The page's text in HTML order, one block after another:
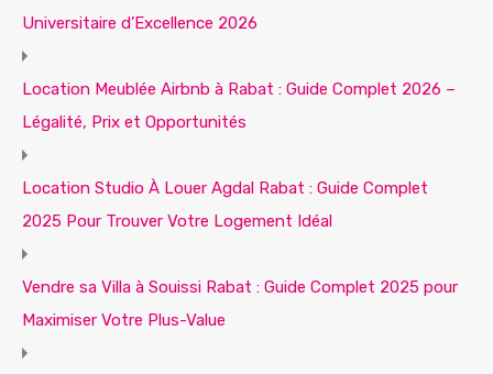
Universitaire d’Excellence 2026
Location Meublée Airbnb à Rabat : Guide Complet 2026 –
Légalité, Prix et Opportunités
Location Studio À Louer Agdal Rabat : Guide Complet
2025 Pour Trouver Votre Logement Idéal
Vendre sa Villa à Souissi Rabat : Guide Complet 2025 pour
Maximiser Votre Plus-Value